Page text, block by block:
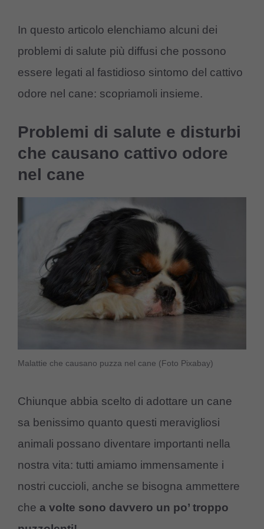
In questo articolo elenchiamo alcuni dei
problemi di salute più diffusi che possono
essere legati al fastidioso sintomo del cattivo
odore nel cane: scopriamoli insieme.
Problemi di salute e disturbi
che causano cattivo odore
nel cane
Malattie che causano puzza nel cane (Foto Pixabay)
Chiunque abbia scelto di adottare un cane
sa benissimo quanto questi meravigliosi
animali possano diventare importanti nella
nostra vita: tutti amiamo immensamente i
nostri cuccioli, anche se bisogna ammettere
che a volte sono davvero un po’ troppo